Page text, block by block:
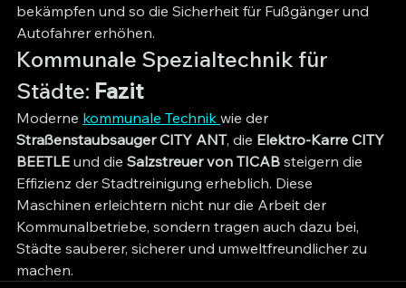
bekämpfen und so die Sicherheit für Fußgänger und
Autofahrer erhöhen.
Kommunale Spezialtechnik für
Städte: Fazit
Moderne kommunale Technik wie der
Straßenstaubsauger CITY ANT, die Elektro-Karre CITY
BEETLE und die Salzstreuer von TICAB steigern die
Effizienz der Stadtreinigung erheblich. Diese
Maschinen erleichtern nicht nur die Arbeit der
Kommunalbetriebe, sondern tragen auch dazu bei,
Städte sauberer, sicherer und umweltfreundlicher zu
machen.